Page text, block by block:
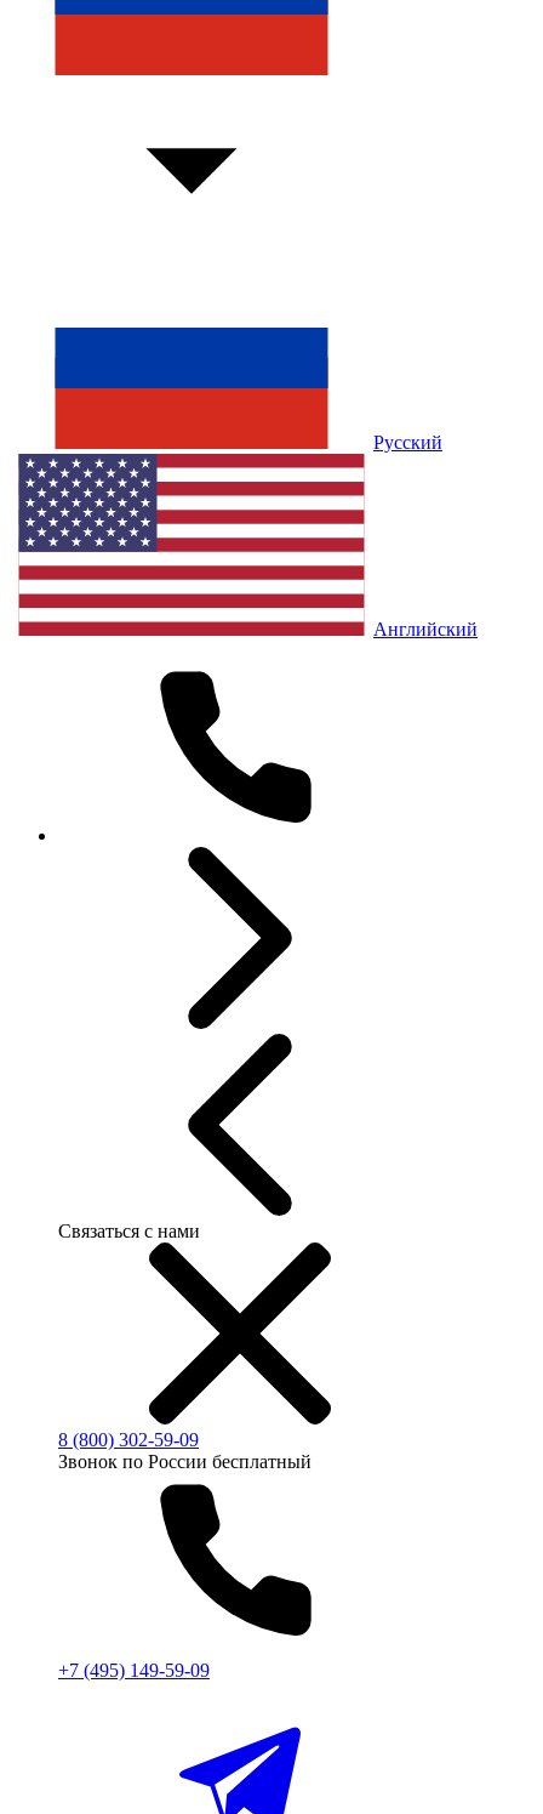
Русский
Английский
Связаться с нами
8 (800) 302-59-09
Звонок по России бесплатный
+7 (495) 149-59-09